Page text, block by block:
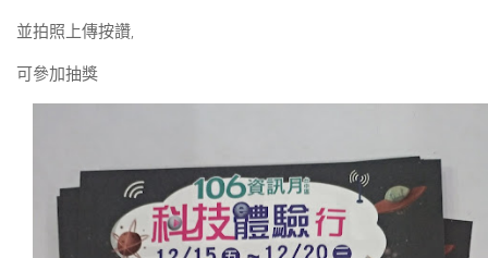
並拍照上傳按讚,
可參加抽獎